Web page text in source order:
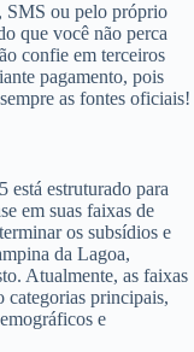
SMS ou pelo próprio
que você não perca
confie em terceiros
pagamento, pois
as fontes oficiais!
estruturado para
em suas faixas de
os subsídios e
da Lagoa,
Atualmente, as faixas
categorias principais,
e